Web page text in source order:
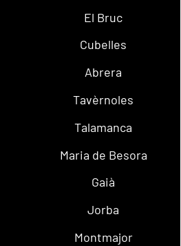
El Bruc
Cubelles
Abrera
Tavèrnoles
Talamanca
Maria de Besora
Gaià
Jorba
Montmajor